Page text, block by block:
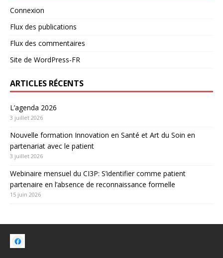
Connexion
Flux des publications
Flux des commentaires
Site de WordPress-FR
ARTICLES RÉCENTS
L’agenda 2026
3 juillet 2026
Nouvelle formation Innovation en Santé et Art du Soin en
partenariat avec le patient
3 juillet 2026
Webinaire mensuel du CI3P: S’identifier comme patient
partenaire en l’absence de reconnaissance formelle
15 juin 2026